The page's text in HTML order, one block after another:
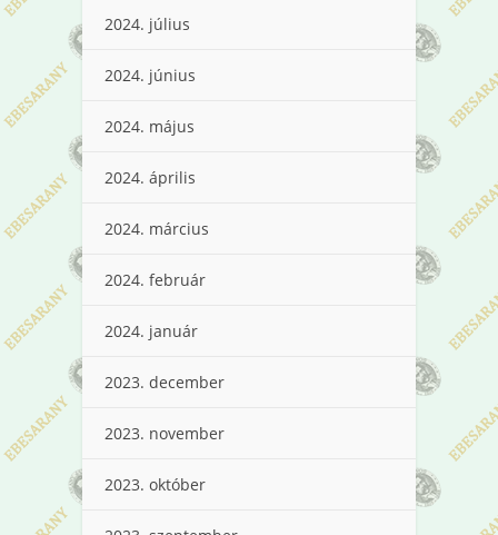
2024. július
2024. június
2024. május
2024. április
2024. március
2024. február
2024. január
2023. december
2023. november
2023. október